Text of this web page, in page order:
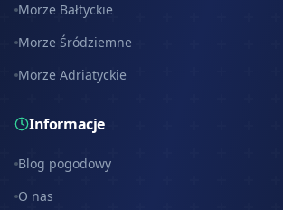
Morze Bałtyckie
Morze Śródziemne
Morze Adriatyckie
Informacje
Blog pogodowy
O nas